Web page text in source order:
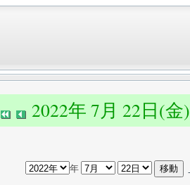
2022年 7月 22日(金)
年